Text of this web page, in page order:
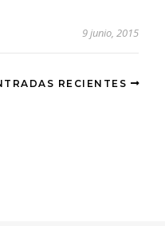
9 junio, 2015
RECIENTES